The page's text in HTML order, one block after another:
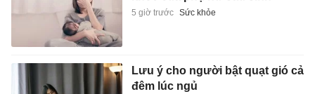
5 giờ trước Sức khỏe
Lưu ý cho người bật quạt gió cả
đêm lúc ngủ